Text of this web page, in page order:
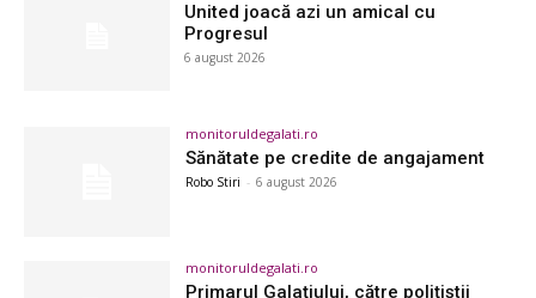
United joacă azi un amical cu
Progresul
6 august 2026
monitoruldegalati.ro
Sănătate pe credite de angajament
Robo Stiri - 6 august 2026
monitoruldegalati.ro
Primarul Galaţiului, către poliţiştii